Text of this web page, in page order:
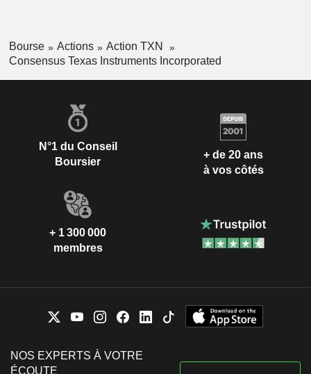
Bourse Actions
Action TXN
Consensus Texas Instruments Incorporated
N°1 du Conseil
Boursier
+ de 20 ans
à vos côtés
+ 1 300 000
membres
NOS EXPERTS À VOTRE
ÉCOUTE